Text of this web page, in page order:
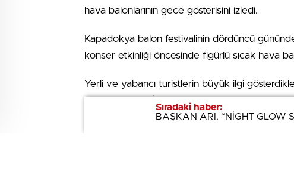
Sıradaki haber:
BAŞKAN ARI, “NİGHT GLOW
hava balonlarının gece gösterisini izledi.
Kapadokya balon festivalinin dördüncü
konser etkinliği öncesinde figürlü sıcak hava
Yerli ve yabancı turistlerin büyük ilgi
Nevşehir Valisi İlhami Aktaş, AK Parti
Yanar, İl Genel Meclis Başkanı Gürbüz Dinç
Sıradaki haber:
BAŞKAN ARI, “NİGHT GLOW